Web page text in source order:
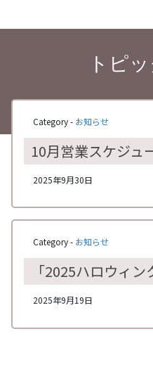
トピ
Category - お知らせ
10月営業スケジュ
2025年9月30日
Category - お知らせ
「2025ハロウィ
2025年9月19日